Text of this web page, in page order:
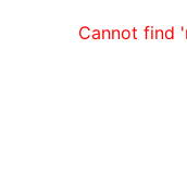
Cannot find